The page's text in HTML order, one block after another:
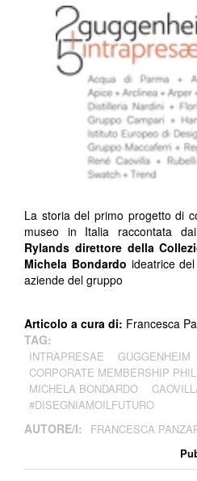
La storia del primo progetto di
museo in Italia raccontata
Rylands direttore della
Michela Bondardo ideatrice
aziende del gruppo
Articolo a cura di: Francesca
TAG:
INTRAPRESAE GUGGENHEIM
CORPORATE MEMBERSHIP
MICHELA BONDARDO
#DISEGNIAMOILFUTURO
AUTORE/I: FRANCESCA